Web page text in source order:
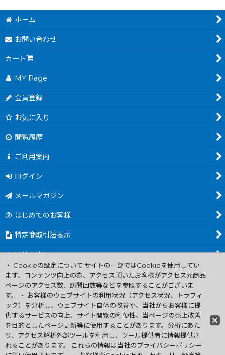
ホーム
お問い合わせ
カート
MY Page
会員登録
お気に入り
閲覧履歴
ご利用案内
ログイン
メールマガジン
はじめてのお客様
特定商取引法表示
電池交換について
商品カテゴリ一覧
Worldwide Shipping Guide
ファミコン買取通販 中古 ディスクシステム 販売 ニンテンドウ64・
ゲーム買取 .電池交換
Copyright (C) 2007 ファミコン お宝王 All Rights
・ Cookieの設定について サイトの一部ではCookieを使用してい
ます、コンテンツ向上の為、アクセス頂いたお客様がアクセス元商品
ページのアクセス数、訪問回数等などを参照することがございま
す。 ・ お客様のウェブサイトの利用状況（アクセス状況、トラフィ
ック）を分析し、ウェブサイト自体の改善や、当社からお客様に提
供するサービスの向上、サイト閲覧の利便性、当ページの売上改善
を目的としたページ更新等に使用することがあります。分析にあた
り、アクセス解析外部ツールを利用し、ツール提供者に情報提供さ
れることがあります。 これらの情報は当社のプライバシーポリシー